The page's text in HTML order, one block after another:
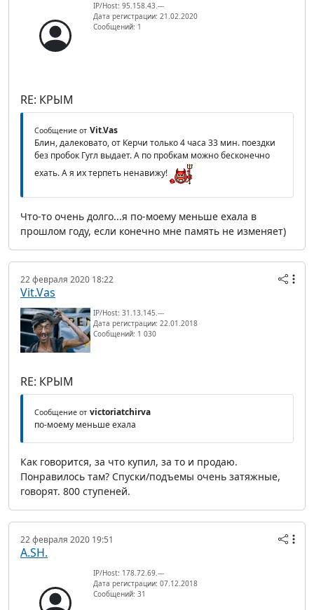
IP/Host: 95.158.43.---
Дата регистрации: 21.02.2020
Сообщений: 1
RE: КРЫМ
Сообщение от Vit.Vas
Блин, далековато, от Керчи только 4 часа 33 мин. поездки
без пробок Гугл выдает. А по пробкам можно бесконечно
ехать. А я их терпеть ненавижу!
Что-то очень долго...я по-моему меньше ехала в
прошлом году, если конечно мне память не изменяет)
22 февраля 2020 18:22
Vit.Vas
IP/Host: 31.13.145.---
Дата регистрации: 22.01.2018
Сообщений: 1 030
RE: КРЫМ
Сообщение от victoriatchirva
по-моему меньше ехала
Как говорится, за что купил, за то и продаю.
Понравилось там? Спуски/подъемы очень затяжные,
говорят. 800 ступеней.
22 февраля 2020 19:51
A.SH.
IP/Host: 178.72.69.---
Дата регистрации: 07.12.2018
Сообщений: 31